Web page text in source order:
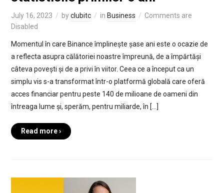
July 16, 2023 byclubitc in Business
Comments are
Disabled
Momentul în care Binance împlinește șase ani este o ocazie de
a reflecta asupra călătoriei noastre împreună, de a împărtăși
câteva povești și de a privi în viitor. Ceea ce a început ca un
simplu vis s-a transformat într-o platformă globală care oferă
acces financiar pentru peste 140 de milioane de oameni din
întreaga lume și, sperăm, pentru miliarde, în […]
Read more ›